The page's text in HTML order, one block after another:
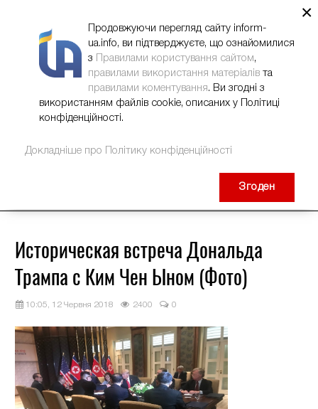
Историческая встреча Дональда
Трампа с Ким Чен Ыном (Фото)
10:05, 12 Червня 2018 2400 0
×
Продовжуючи перегляд сайту inform-
ua.info, ви підтверджуєте, що ознайомилися
з
Правилами користування сайтом,
правилами використання матеріалів та
правилами коментування. Ви згодні з
використанням файлів cookie, описаних у Політиці
конфіденційності.
Докладніше про Політику конфіденційності
Згоден